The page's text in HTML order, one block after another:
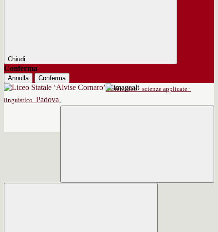
Chiudi
Conferma
Annulla
Conferma
scientifico · scienze applicate ·
linguistico Padova